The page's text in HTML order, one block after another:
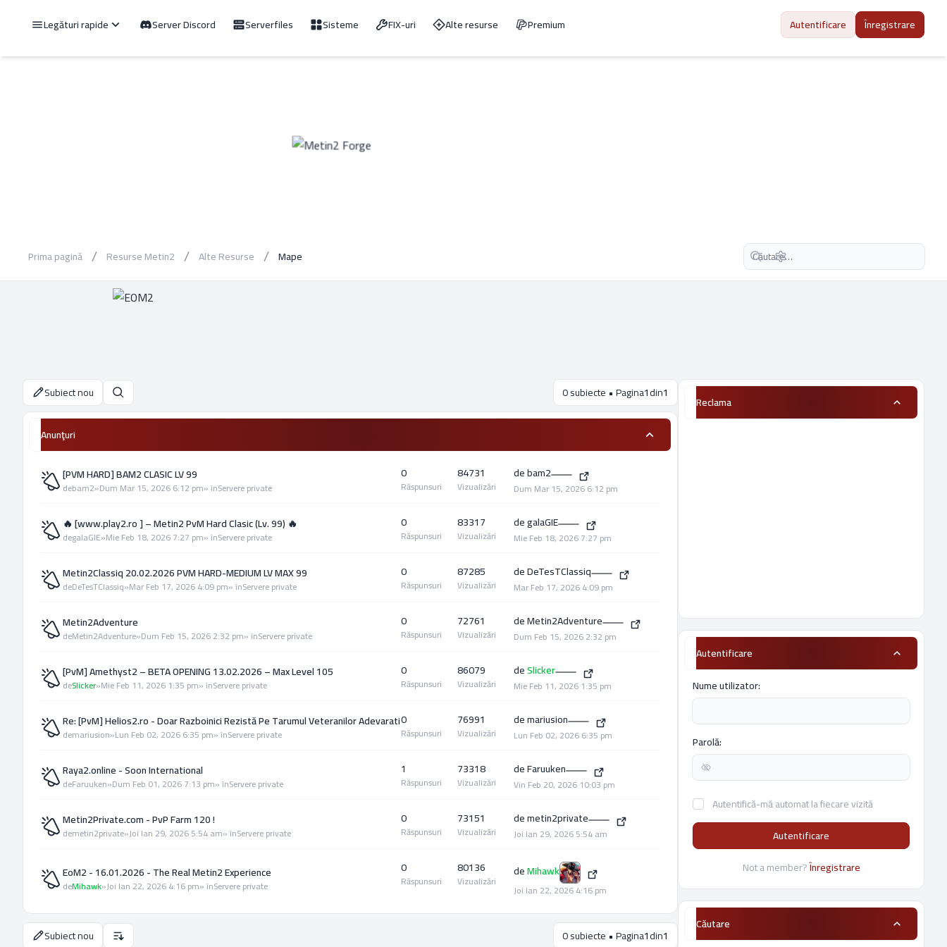
Legături rapide Server Discord Serverfiles Sisteme FIX-uri Alte resurse Premium Autentificare Înregistrare
Prima pagină Resurse Metin2 Alte Resurse Mape Căutare avansată
Subiect nou Căutare 0 subiecte • Pagina1din1
Anunţuri
[PVM HARD] BAM2 CLASIC LV 99
debam2»Dum Mar 15, 2026 6:12 pm» înServere private
0
Răspunsuri
84731
Vizualizări
debam2
Dum Mar 15, 2026 6:12 pm
🔥 [www.play2.ro ] – Metin2 PvM Hard Clasic (Lv. 99) 🔥
degalaGIE»Mie Feb 18, 2026 7:27 pm» înServere private
0
Răspunsuri
83317
Vizualizări
degalaGIE
Mie Feb 18, 2026 7:27 pm
Metin2Classiq 20.02.2026 PVM HARD-MEDIUM LV MAX 99
deDeTesTClassiq»Mar Feb 17, 2026 4:09 pm» înServere private
0
Răspunsuri
87285
Vizualizări
deDeTesTClassiq
Mar Feb 17, 2026 4:09 pm
Metin2Adventure
deMetin2Adventure»Dum Feb 15, 2026 2:32 pm» înServere private
0
Răspunsuri
72761
Vizualizări
deMetin2Adventure
Dum Feb 15, 2026 2:32 pm
[PvM] Amethyst2 – BETA OPENING 13.02.2026 – Max Level 105
deSlicker»Mie Feb 11, 2026 1:35 pm» înServere private
0
Răspunsuri
86079
Vizualizări
deSlicker
Mie Feb 11, 2026 1:35 pm
Re: [PvM] Helios2.ro - Doar Razboinici Rezistă Pe Tarumul Veteranilor Adevarati
demariusion»Lun Feb 02, 2026 6:35 pm» înServere private
0
Răspunsuri
76991
Vizualizări
demariusion
Lun Feb 02, 2026 6:35 pm
Raya2.online - Soon International
deFaruuken»Dum Feb 01, 2026 7:13 pm» înServere private
1
Răspunsuri
73318
Vizualizări
deFaruuken
Vin Feb 20, 2026 10:03 pm
Metin2Private.com - PvP Farm 120 !
demetin2private»Joi Ian 29, 2026 5:54 am» înServere private
0
Răspunsuri
73151
Vizualizări
demetin2private
Joi Ian 29, 2026 5:54 am
EoM2 - 16.01.2026 - The Real Metin2 Experience
deMihawk»Joi Ian 22, 2026 4:16 pm» înServere private
0
Răspunsuri
80136
Vizualizări
deMihawk
Joi Ian 22, 2026 4:16 pm
Subiect nou Opţiuni de sortare şi afişare. 0 subiecte • Pagina1din1
Reclama
Autentificare
Nume utilizator:
Parolă:
Autentifică-mă automat la fiecare vizită
Autentificare
Not a member?Înregistrare
Căutare